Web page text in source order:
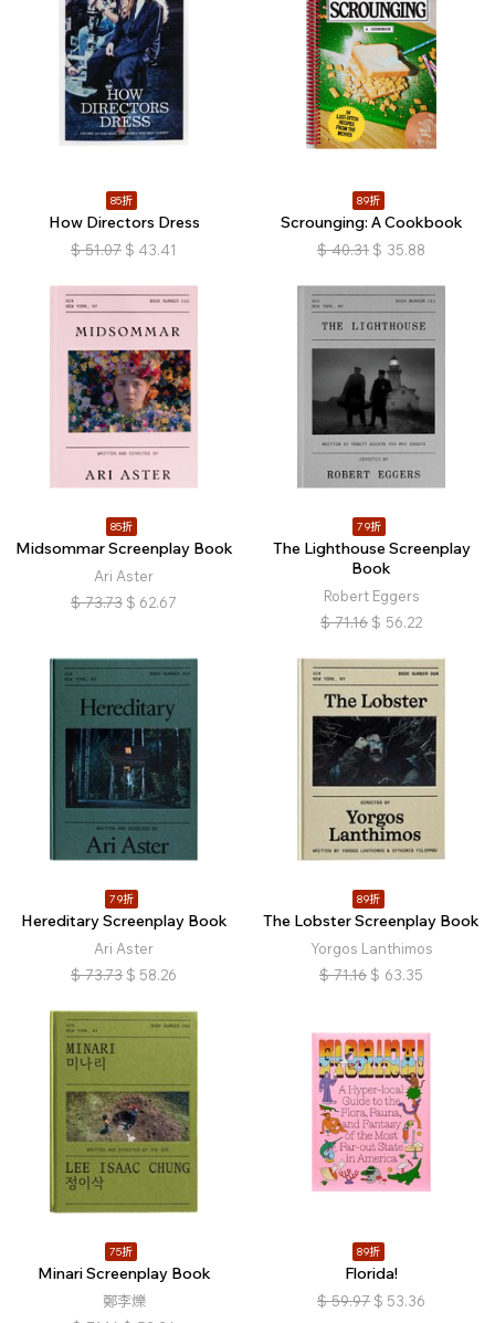
85折
How Directors Dress
$ 51.07 $ 43.41
89折
Scrounging: A Cookbook
$ 40.31 $ 35.88
85折
Midsommar Screenplay Book
Ari Aster
$ 73.73 $ 62.67
79折
The Lighthouse Screenplay
Book
Robert Eggers
$ 71.16 $ 56.22
79折
Hereditary Screenplay Book
Ari Aster
$ 73.73 $ 58.26
89折
The Lobster Screenplay Book
Yorgos Lanthimos
$ 71.16 $ 63.35
75折
Minari Screenplay Book
鄭李爍
89折
Florida!
$ 59.97 $ 53.36